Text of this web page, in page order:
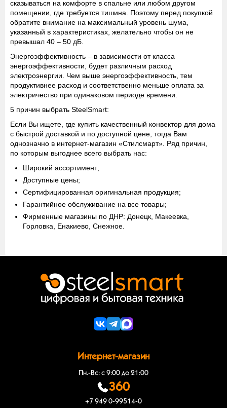
сказываться на комфорте в спальне или любом другом
помещении, где требуется тишина. Поэтому перед покупкой
обратите внимание на максимальный уровень шума,
указанный в характеристиках, желательно чтобы он не
превышал 40 – 50 дБ.
Энергоэффективность – в зависимости от класса
энергоэффективности, будет различным расход
электроэнергии. Чем выше энергоэффективность, тем
продуктивнее расход и соответственно меньше оплата за
электричество при одинаковом периоде времени.
5 причин выбрать SteelSmart:
Если Вы ищете, где купить качественный конвектор для дома
с быстрой доставкой и по доступной цене, тогда Вам
однозначно в интернет-магазин «Стилсмарт». Ряд причин,
по которым выгоднее всего выбрать нас:
Широкий ассортимент;
Доступные цены;
Сертифицированная оригинальная продукция;
Гарантийное обслуживание на все товары;
Фирменные магазины по ДНР: Донецк, Макеевка,
Горловка, Енакиево, Снежное.
Интернет-магазин
Пн.-Вс: с 9:00 до 21:00
360
+7 949 0-99514-0